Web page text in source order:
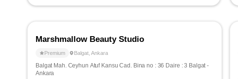
Marshmallow Beauty Studio
Premium Balgat Ankara
Balgat Mah. Ceyhun Atuf Kansu Cad. Bina no : 36 Daire : 3 Balgat -
Ankara